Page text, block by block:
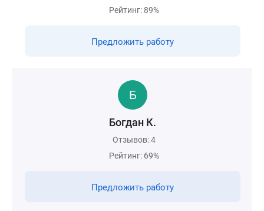
Рейтинг: 89%
Предложить работу
Богдан К.
Отзывов: 4
Рейтинг: 69%
Предложить работу